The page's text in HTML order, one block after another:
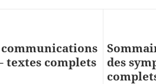
textes complets
des